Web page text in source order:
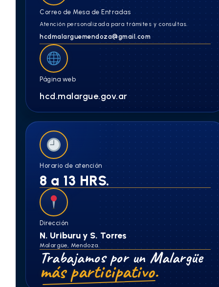
Correo de Mesa de Entradas
Atención personalizada para trámites y consultas.
hcdmalarguemendoza@gmail.com
Página web
hcd.malargue.gov.ar
Horario de atención
8 a 13 HRS.
Dirección
N. Uriburu y S. Torres
Malargüe, Mendoza.
Trabajamos por un Malargüe
más participativo.